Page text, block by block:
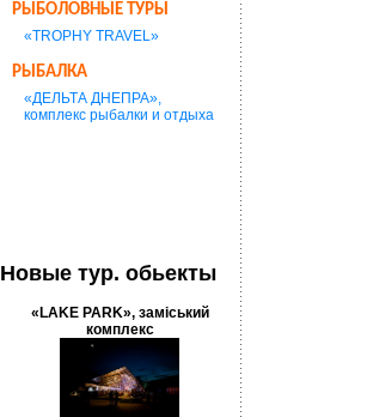
РЫБОЛОВНЫЕ ТУРЫ
«TROPHY TRAVEL»
РЫБАЛКА
«ДЕЛЬТА ДНЕПРА»,
комплекс рыбалки и отдыха
Новые тур. обьекты
«LAKE PARK», заміський
комплекс